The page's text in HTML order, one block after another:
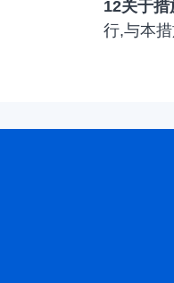
12关于措
行,与本措